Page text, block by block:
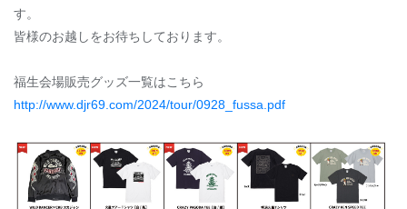
す。
皆様のお越しをお待ちしております。
福生会場販売グッズ一覧はこちら
http://www.djr69.com/2024/tour/0928_fussa.pdf